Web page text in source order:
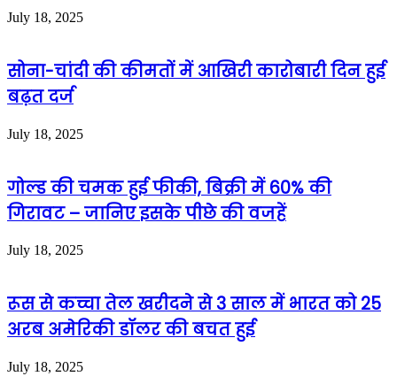
July 18, 2025
सोना-चांदी की कीमतों में आखिरी कारोबारी दिन हुई
बढ़त दर्ज
July 18, 2025
गोल्ड की चमक हुई फीकी, बिक्री में 60% की
गिरावट – जानिए इसके पीछे की वजहें
July 18, 2025
रूस से कच्चा तेल खरीदने से 3 साल में भारत को 25
अरब अमेरिकी डॉलर की बचत हुई
July 18, 2025